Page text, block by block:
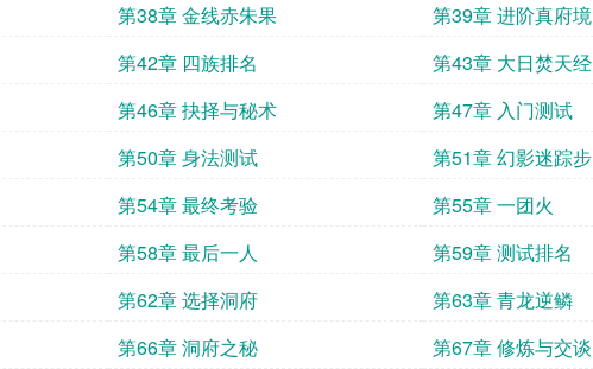
第38章 金线赤朱果 第39章 进阶真府境
第42章 四族排名 第43章 大日焚天经
第46章 抉择与秘术 第47章 入门测试
第50章 身法测试 第51章 幻影迷踪步
第54章 最终考验 第55章 一团火
第58章 最后一人 第59章 测试排名
第62章 选择洞府 第63章 青龙逆鳞
第66章 洞府之秘 第67章 修炼与交谈